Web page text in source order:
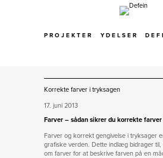
P R O J E K T E R Y D E L S E R D E F
Korrekte farver i tryksagen
17. juni 2013
Farver – sådan sikrer du korrekte
Farver og korrekt gengivelse i tryksager
grafiske verden. Dette indlæg bidrager til,
om farver for at beskrive farven på en